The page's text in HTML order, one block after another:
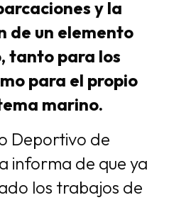
y la
de un elemento
tanto para los
para el propio
marino.
Deportivo de
informa de que ya
los trabajos de